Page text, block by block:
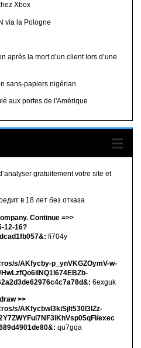
Xbox
via la Pologne
après la mort d’un client lors d’une
sans-papiers nigérian
aux portes de l'Amérique
gratuitement votre site et
в 18 лет без отказа
Continue =>>
12-16?
fi704y
s/AKfycby-p_ynVKGZOymV-w-
6exguk
>>
s/AKfycbwl3kiSjlt530I3lZz-
exec
qu7gqa